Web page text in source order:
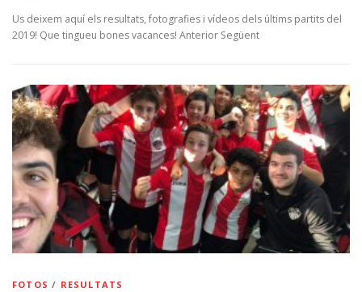
Us deixem aquí els resultats, fotografies i vídeos dels últims partits del
2019! Que tingueu bones vacances! Anterior Següent
FOTOS / RESULTATS